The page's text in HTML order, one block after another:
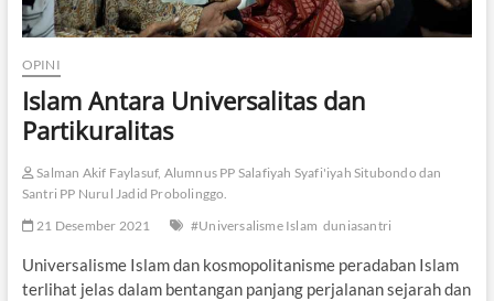
OPINI
Islam Antara Universalitas dan
Partikuralitas
Salman Akif Faylasuf, Alumnus PP Salafiyah Syafi'iyah Situbondo dan
Santri PP Nurul Jadid Probolinggo.
21 Desember 2021
#Universalisme Islam duniasantri
Universalisme Islam dan kosmopolitanisme peradaban Islam
terlihat jelas dalam bentangan panjang perjalanan sejarah dan